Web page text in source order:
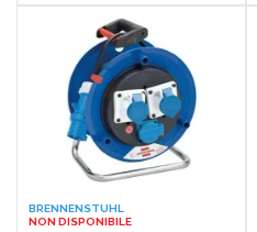
BRENNENSTUHL
NON DISPONIBILE